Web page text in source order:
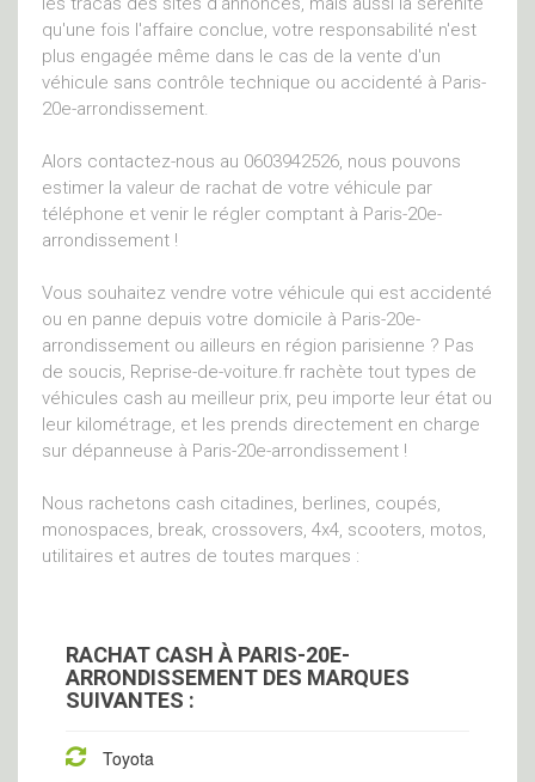
qu'une fois l'affaire conclue, votre responsabilité n'est
plus engagée même dans le cas de la vente d'un
véhicule sans contrôle technique ou accidenté à Paris-
20e-arrondissement.
Alors contactez-nous au 0603942526, nous pouvons
estimer la valeur de rachat de votre véhicule par
téléphone et venir le régler comptant à Paris-20e-
arrondissement !
Vous souhaitez vendre votre véhicule qui est accidenté
ou en panne depuis votre domicile à Paris-20e-
arrondissement ou ailleurs en région parisienne ? Pas
de soucis, Reprise-de-voiture.fr rachète tout types de
véhicules cash au meilleur prix, peu importe leur état ou
leur kilométrage, et les prends directement en charge
sur dépanneuse à Paris-20e-arrondissement !
Nous rachetons cash citadines, berlines, coupés,
monospaces, break, crossovers, 4x4, scooters, motos,
utilitaires et autres de toutes marques :
RACHAT CASH À PARIS-20E-
ARRONDISSEMENT DES MARQUES
SUIVANTES :
Toyota